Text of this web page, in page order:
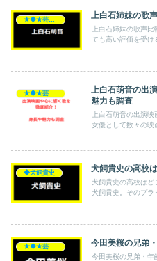
上白石姉妹の歌
上白石姉妹の歌声
ても高い評価を受け
上白石萌音の出
魅力も調査
上白石萌音の出演
女優として数々の映
◆犬飼貴史 犬飼貴史の高校
犬飼貴史の高校はど
犬飼貴史。そのプラ
今田美桜の兄弟
今田美桜の兄弟・年